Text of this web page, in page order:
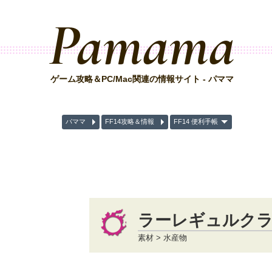
Pamama
ゲーム攻略＆PC/Mac関連の情報サイト - パママ
パママ FF14攻略＆情報 FF14 便利手帳
ラーレギュルク
素材 > 水産物